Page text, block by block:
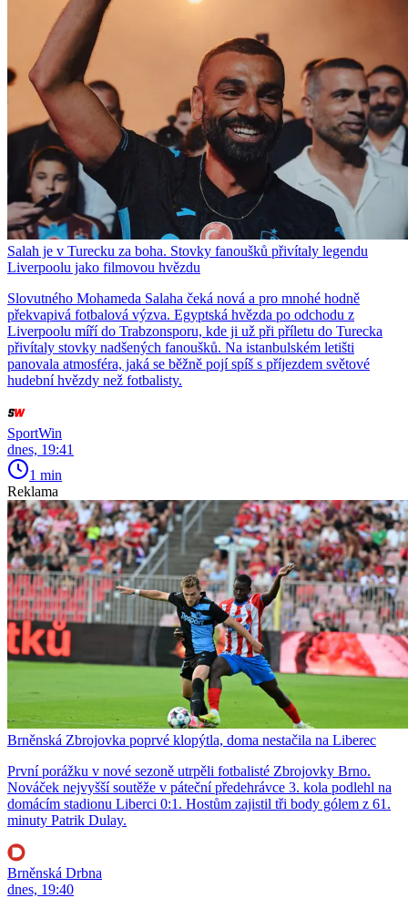
Salah je v Turecku za boha. Stovky fanoušků přivítaly legendu
Liverpoolu jako filmovou hvězdu
Slovutného Mohameda Salaha čeká nová a pro mnohé hodně
překvapivá fotbalová výzva. Egyptská hvězda po odchodu z
Liverpoolu míří do Trabzonsporu, kde ji už při příletu do Turecka
přivítaly stovky nadšených fanoušků. Na istanbulském letišti
panovala atmosféra, jaká se běžně pojí spíš s příjezdem světové
hudební hvězdy než fotbalisty.
SportWin
dnes, 19:41
1 min
Reklama
Brněnská Zbrojovka poprvé klopýtla, doma nestačila na Liberec
První porážku v nové sezoně utrpěli fotbalisté Zbrojovky Brno.
Nováček nejvyšší soutěže v páteční předehrávce 3. kola podlehl na
domácím stadionu Liberci 0:1. Hostům zajistil tři body gólem z 61.
minuty Patrik Dulay.
Brněnská Drbna
dnes, 19:40